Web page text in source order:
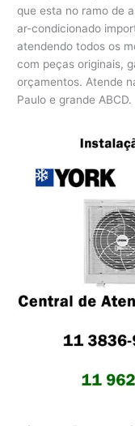
que esta no ramo de
ar-condicionado
atendendo todos os
com peças originais,
orçamentos. Atende
Paulo e grande ABCD.